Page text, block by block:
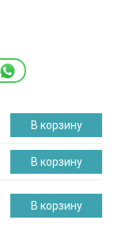
В корзину
В корзину
В корзину